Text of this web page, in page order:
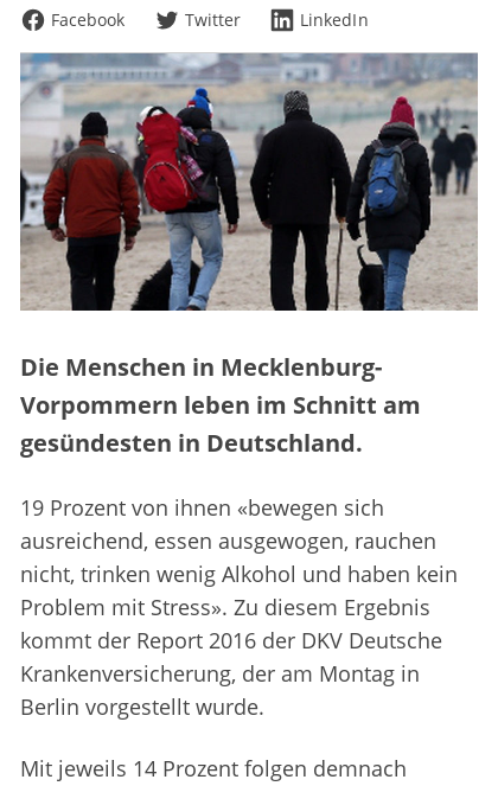
Facebook
Twitter LinkedIn
Die Menschen in Mecklenburg-
Vorpommern leben im Schnitt am
gesündesten in Deutschland.
19 Prozent von ihnen «bewegen sich
ausreichend, essen ausgewogen, rauchen
nicht, trinken wenig Alkohol und haben kein
Problem mit Stress». Zu diesem Ergebnis
kommt der Report 2016 der DKV Deutsche
Krankenversicherung, der am Montag in
Berlin vorgestellt wurde.
Mit jeweils 14 Prozent folgen demnach